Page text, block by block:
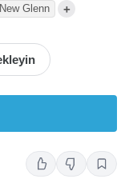
New Glenn +